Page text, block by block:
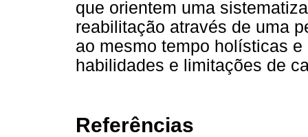
que orientem uma
reabilitação através de uma
ao mesmo tempo holísticas
habilidades e limitações de
Referências